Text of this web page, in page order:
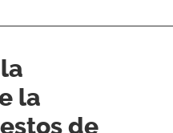
la
de